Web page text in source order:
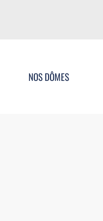
NOS DÔMES